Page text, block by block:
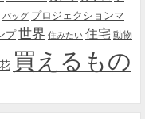
バッグ プロジェクションマ
プ世界 住みたい 住宅 動物
花 買えるもの